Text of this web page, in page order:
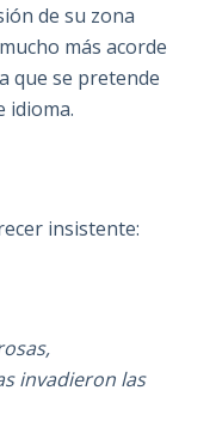
de su zona
más acorde
que se pretende
idioma.
insistente:
invadieron las